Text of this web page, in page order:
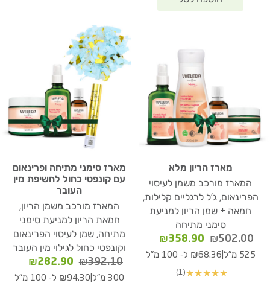
מארז הריון מלא
המארז מורכב משמן לעיסוי
הפרינאום, ג'ל לרגליים קלילות,
חמאה + שמן הריון למניעת
סימני מתיחה
₪502.00
המחיר
המקורי
₪502.00.
₪358.90
המחיר
הנוכחי
₪358.90.
525 מ"ל ₪68.36 ל- 100 מ"ל
★
★
★
★
★
(1)
מארז סימני מתיחה ופרינאום
עם קונפטי כחול לחשיפת מין
העובר
המארז מורכב משמן הריון,
חמאת הריון למניעת סימני
מתיחה, שמן לעיסוי הפרינאום
וקונפטי כחול לגילוי מין העובר
₪392.10
המחיר
המקורי
₪282.90
הנוכחי
300 מ"ל ₪94.30 ל- 100 מ"ל